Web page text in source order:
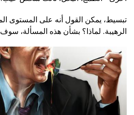
تبسيط، يمكن القول أنه على المستوى
الرهيبة. لماذا؟ بشأن هذه المسألة، سوف